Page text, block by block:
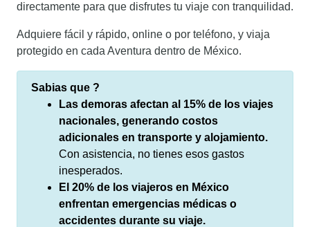
directamente para que disfrutes tu viaje con tranquilidad.
Adquiere fácil y rápido, online o por teléfono, y viaja
protegido en cada Aventura dentro de México.
Sabias que ?
Las demoras afectan al 15% de los viajes
nacionales, generando costos
adicionales en transporte y alojamiento.
Con asistencia, no tienes esos gastos
inesperados.
El 20% de los viajeros en México
enfrentan emergencias médicas o
accidentes durante su viaje.